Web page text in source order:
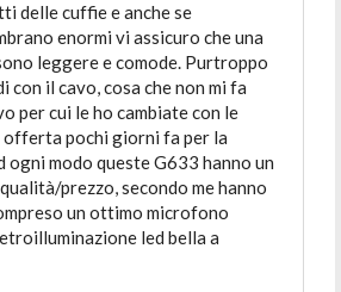
delle cuffie e anche se
enormi vi assicuro che una
leggere e comode. Purtroppo
con il cavo, cosa che non mi fa
per cui le ho cambiate con le
offerta pochi giorni fa per la
ogni modo queste G633 hanno un
prezzo, secondo me hanno
un ottimo microfono
led bella a